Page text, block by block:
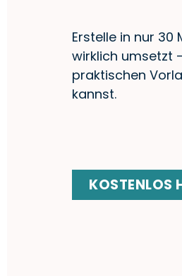
Erstelle in nur 30
wirklich umsetzt
praktischen
kannst.
KOSTENLOS